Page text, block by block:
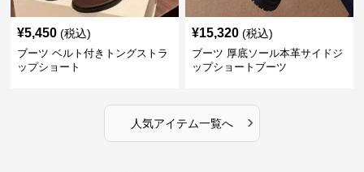
¥5,450 (税込)
ブーツ ベルト付きトングストラ
ップショート
¥15,320 (税込)
ブーツ 厚底ソール本革サイドジ
ップショートブーツ
人気アイテム一覧へ ›